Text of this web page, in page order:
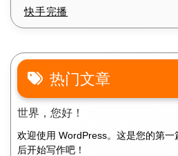
快手完播
热门文章
世界，您好！
欢迎使用 WordPress。这是您的第
后开始写作吧！